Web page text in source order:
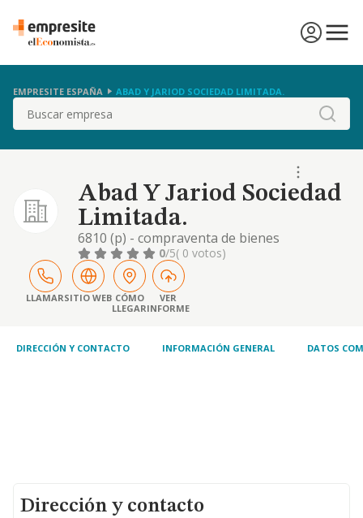
EMPRESITE ESPAÑA ABAD Y JARIOD SOCIEDAD LIMITADA.
Buscar
Abad Y Jariod Sociedad
Limitada.
6810 (p) - compraventa de bienes
inmobiliarios por cuenta propia. -
compraventa, alquiler y reforma de
inmuebles. -compraventa de materiales de
construcción
0/5( 0 votos)
LLAMARSITIO WEB CÓMO
LLEGAR
VER
INFORME
DIRECCIÓN Y CONTACTO INFORMACIÓN GENERAL DATOS
Dirección y contacto